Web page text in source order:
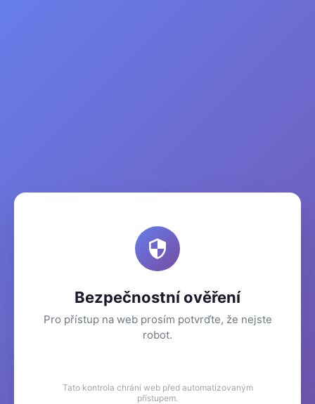
Bezpečnostní ověření
Pro přístup na web prosím potvrďte, že nejste
robot.
Tato kontrola chrání web před automatizovaným
přístupem.